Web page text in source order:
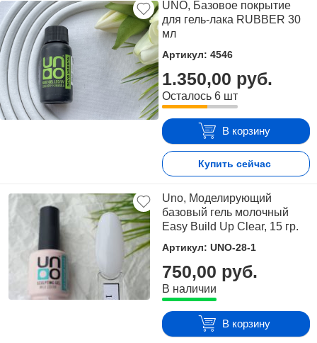
UNO, Базовое покрытие
для гель-лака RUBBER 30
мл
Артикул: 4546
1.350,00 руб.
Осталось 6 шт
В корзину
Купить сейчас
Uno, Моделирующий
базовый гель молочный
Easy Build Up Clear, 15 гр.
Артикул: UNO-28-1
750,00 руб.
В наличии
В корзину